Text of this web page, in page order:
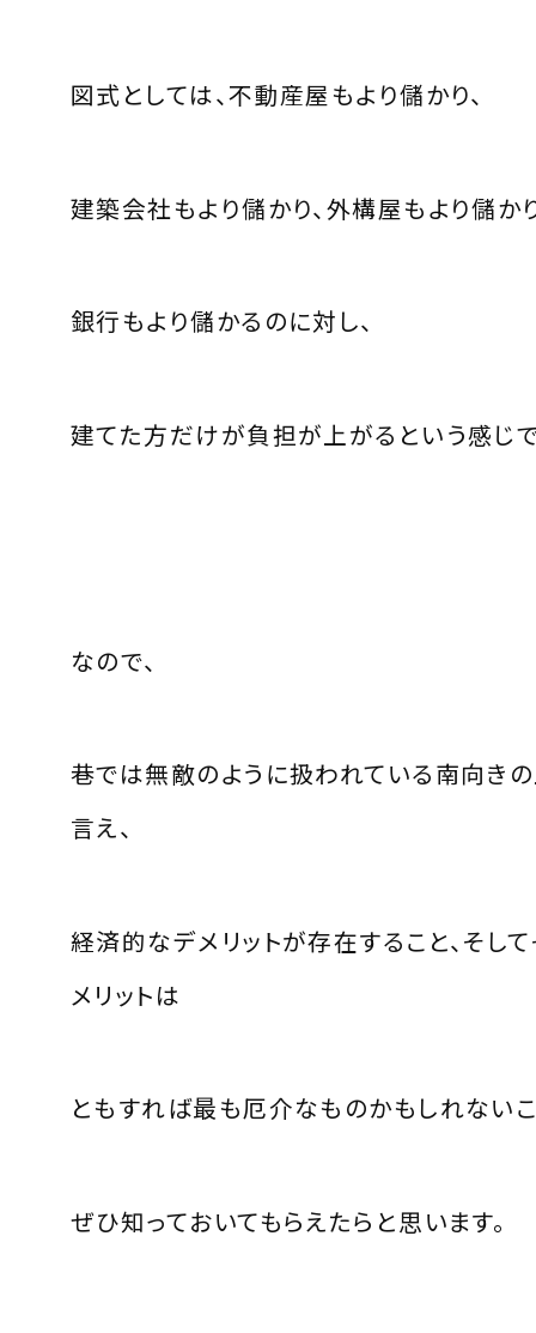
図式としては、不動産屋もより儲かり、
建築会社もより儲かり、外構屋もより儲か
銀行もより儲かるのに対し、
建てた方だけが負担が上がるという感じで
なので、
巷では無敵のように扱われている南向き
言え、
経済的なデメリットが存在すること、そし
メリットは
ともすれば最も厄介なものかもしれない
ぜひ知っておいてもらえたらと思います。